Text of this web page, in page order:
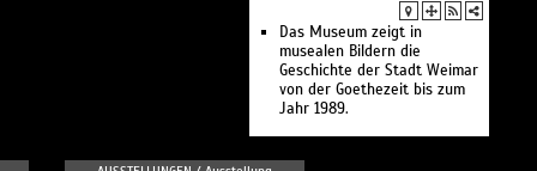
Das Museum zeigt in
musealen Bildern die
Geschichte der Stadt Weimar
von der Goethezeit bis zum
Jahr 1989.